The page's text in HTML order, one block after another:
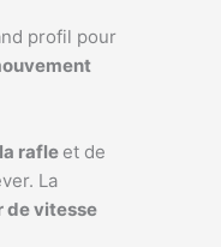
profil pour
rafle et de
La
de vitesse